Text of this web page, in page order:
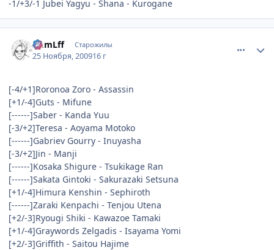
-1/+3/-1 Jubei Yagyu - Shana - Kurogane
ImmLff Старожилы
25 Ноября, 200916 г
[-4/+1]Roronoa Zoro - Assassin
[+1/-4]Guts - Mifune
[------]Saber - Kanda Yuu
[-3/+2]Teresa - Aoyama Motoko
[------]Gabriev Gourry - Inuyasha
[-3/+2]Jin - Manji
[------]Kosaka Shigure - Tsukikage Ran
[------]Sakata Gintoki - Sakurazaki Setsuna
[+1/-4]Himura Kenshin - Sephiroth
[------]Zaraki Kenpachi - Tenjou Utena
[+2/-3]Ryougi Shiki - Kawazoe Tamaki
[+1/-4]Graywords Zelgadis - Isayama Yomi
[+2/-3]Griffith - Saitou Hajime